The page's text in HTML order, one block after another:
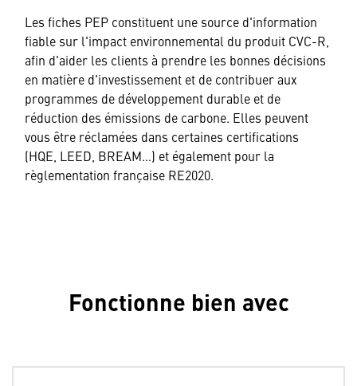
Les fiches PEP constituent une source d'information
fiable sur l'impact environnemental du produit CVC-R,
afin d'aider les clients à prendre les bonnes décisions
en matière d'investissement et de contribuer aux
programmes de développement durable et de
réduction des émissions de carbone. Elles peuvent
vous être réclamées dans certaines certifications
(HQE, LEED, BREAM…) et également pour la
règlementation française RE2020.
Fonctionne bien avec